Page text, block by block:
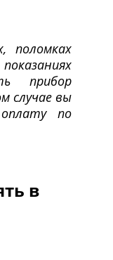
поломках
прибор
случае вы
по
в